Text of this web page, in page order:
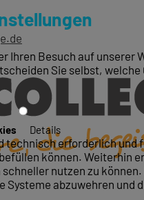
Ihren Besuch auf unserer
Sie selbst,
Details
technisch erforderlich und
können. Weiterhin
nutzen zu
Systeme abzuwehren und